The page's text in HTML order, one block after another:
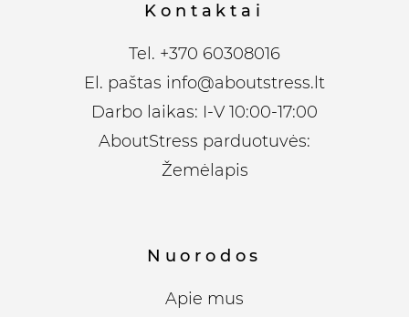
Kontaktai
Tel. +370 60308016
El. paštas info@aboutstress.lt
Darbo laikas: I-V 10:00-17:00
AboutStress parduotuvės:
Žemėlapis
Nuorodos
Apie mus